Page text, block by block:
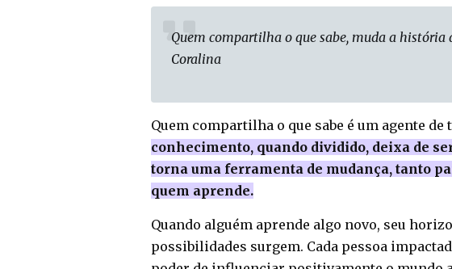
Quem compartilha o que sabe, muda a
Coralina
Quem compartilha o que sabe é um agente de
conhecimento, quando dividido, deixa de
torna uma ferramenta de mudança, tanto
quem aprende.
Quando alguém aprende algo novo, seu
possibilidades surgem. Cada pessoa